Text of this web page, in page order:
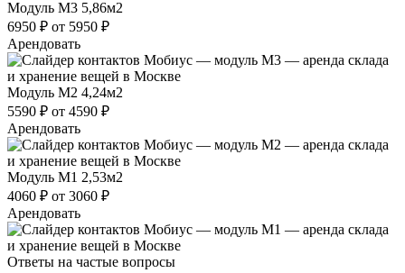
Модуль М3 5,86м2
6950 ₽ от 5950 ₽
Арендовать
Модуль М2 4,24м2
5590 ₽ от 4590 ₽
Арендовать
Модуль М1 2,53м2
4060 ₽ от 3060 ₽
Арендовать
Ответы на частые вопросы